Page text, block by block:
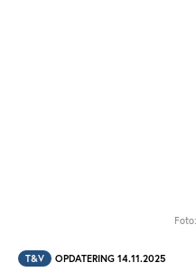
T&V OPDATERING 14.11.2025